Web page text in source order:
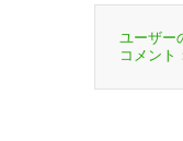
ユーザー
コメント